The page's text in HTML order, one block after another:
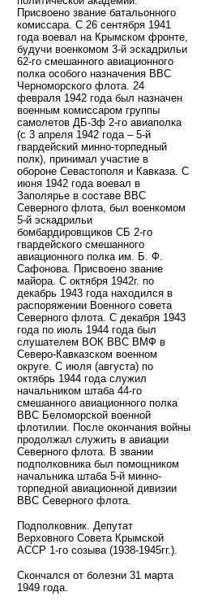
Присвоено звание батальонного
комиссара. С 26 сентября 1941
года воевал на Крымском фронте,
будучи военкомом 3-й эскадрильи
62-го смешанного авиационного
полка особого назначения ВВС
Черноморского флота. 24
февраля 1942 года был назначен
военным комиссаром группы
самолетов ДБ-3ф 2-го авиаполка
(с 3 апреля 1942 года – 5-й
гвардейский минно-торпедный
полк), принимал участие в
обороне Севастополя и Кавказа. С
июня 1942 года воевал в
Заполярье в составе ВВС
Северного флота, был военкомом
5-й эскадрильи
бомбардировщиков СБ 2-го
гвардейского смешанного
авиационного полка им. Б. Ф.
Сафонова. Присвоено звание
майора. С октября 1942г. по
декабрь 1943 года находился в
распоряжении Военного совета
Северного флота. С декабря 1943
года по июль 1944 года был
слушателем ВОК ВВС ВМФ в
Северо-Кавказском военном
округе. С июля (августа) по
октябрь 1944 года служил
начальником штаба 44-го
смешанного авиационного полка
ВВС Беломорской военной
флотилии. После окончания войны
продолжал служить в авиации
Северного флота. В звании
подполковника был помощником
начальника штаба 5-й минно-
торпедной авиационной дивизии
ВВС Северного флота.
Подполковник. Депутат
Верховного Совета Крымской
АССР 1-го созыва (1938-1945гг.).
Скончался от болезни 31 марта
1949 года.